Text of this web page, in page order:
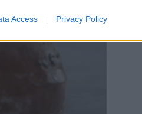
Access Privacy Policy